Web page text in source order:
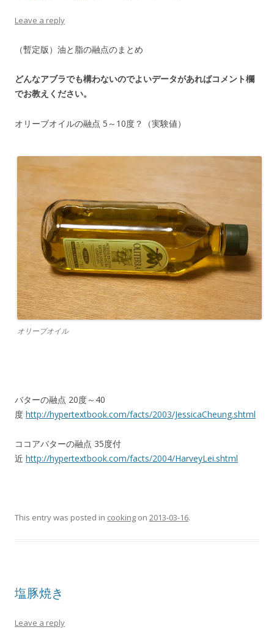
Leave a reply
（暫定版）油と脂の融点のまとめ
どんなアブラでも構わないのでよいデータがあればコメント欄
でお教えください。
オリーブオイルの融点 5～10度？（実験値）
オリーブオイル
バターの融点 20度～40
度 http://hypertextbook.com/facts/2003/JessicaCheung.shtml
ココアバターの融点 35度付
近 http://hypertextbook.com/facts/2004/HarveyLei.shtml
This entry was posted in cooking on 2013-03-16.
塩豚焼き
Leave a reply